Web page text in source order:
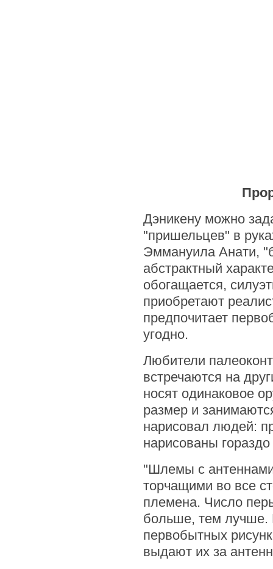
Дэникену можно
"пришельцев" в
Эммануила Анати,
абстрактный
обогащается,
приобретают
предпочитает
угодно.
Любители
встречаются на
носят одинаковое
размер и
нарисовал людей:
нарисованы
"Шлемы с
торчащими во все
племена. Число
больше, тем лучше.
первобытных
выдают их за